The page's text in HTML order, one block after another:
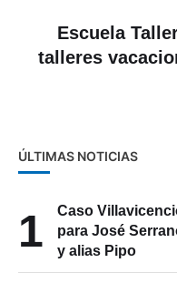
Escuela
talleres
ÚLTIMAS NOTICIAS
1
Caso
para José
y alias Pipo